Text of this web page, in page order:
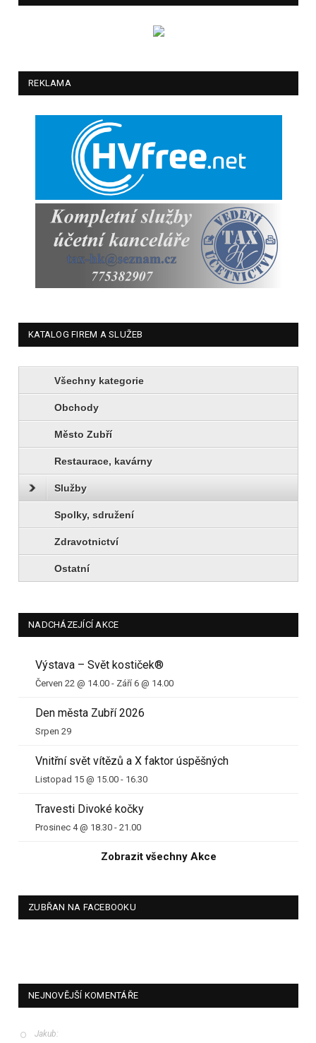
REKLAMA
KATALOG FIREM A SLUŽEB
Všechny kategorie
Obchody
Město Zubří
Restaurace, kavárny
Služby
Spolky, sdružení
Zdravotnictví
Ostatní
NADCHÁZEJÍCÍ AKCE
Výstava – Svět kostiček®
Červen 22 @ 14.00 - Září 6 @ 14.00
Den města Zubří 2026
Srpen 29
Vnitřní svět vítězů a X faktor úspěšných
Listopad 15 @ 15.00 - 16.30
Travesti Divoké kočky
Prosinec 4 @ 18.30 - 21.00
Zobrazit všechny Akce
ZUBŘAN NA FACEBOOKU
NEJNOVĚJŠÍ KOMENTÁŘE
Jakub: